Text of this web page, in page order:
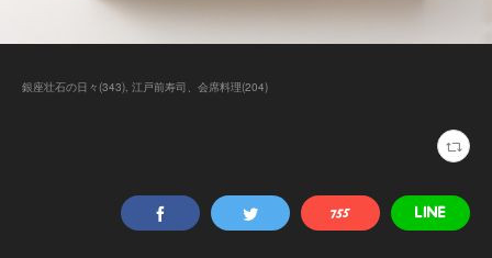
銀座壮石の日々 (343) 江戸前寿司、会席料理(204)